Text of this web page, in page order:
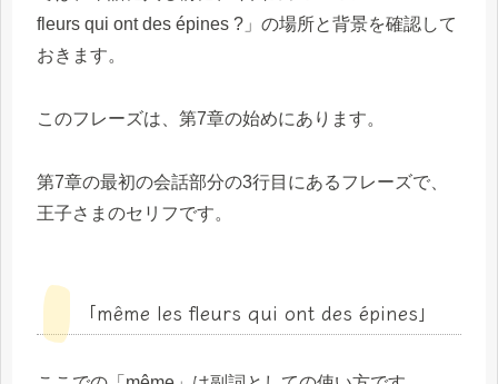
fleurs qui ont des épines ?」の場所と背景を確認して
おきます。
このフレーズは、第7章の始めにあります。
第7章の最初の会話部分の3行目にあるフレーズで、
王子さまのセリフです。
「même les fleurs qui ont des épines」